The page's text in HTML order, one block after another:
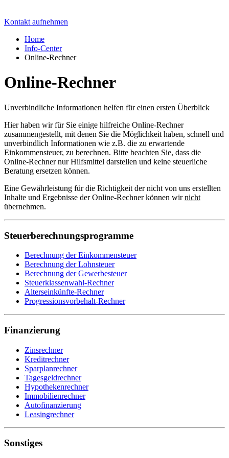
Kontakt aufnehmen
Home
Info-Center
Online-Rechner
Online-Rechner
Unverbindliche Informationen helfen für einen ersten Überblick
Hier haben wir für Sie einige hilfreiche Online-Rechner
zusammengestellt, mit denen Sie die Möglichkeit haben, schnell und
unverbindlich Informationen wie z.B. die zu erwartende
Einkommensteuer, zu berechnen. Bitte beachten Sie, dass die
Online-Rechner nur Hilfsmittel darstellen und keine steuerliche
Beratung ersetzen können.
Eine Gewährleistung für die Richtigkeit der nicht von uns erstellten
Inhalte und Ergebnisse der Online-Rechner können wirnicht
übernehmen.
Steuerberechnungsprogramme
Berechnung der Einkommensteuer
Berechnung der Lohnsteuer
Berechnung der Gewerbesteuer
Steuerklassenwahl-Rechner
Alterseinkünfte-Rechner
Progressionsvorbehalt-Rechner
Finanzierung
Zinsrechner
Kreditrechner
Sparplanrechner
Tagesgeldrechner
Hypothekenrechner
Immobilienrechner
Autofinanzierung
Leasingrechner
Sonstiges